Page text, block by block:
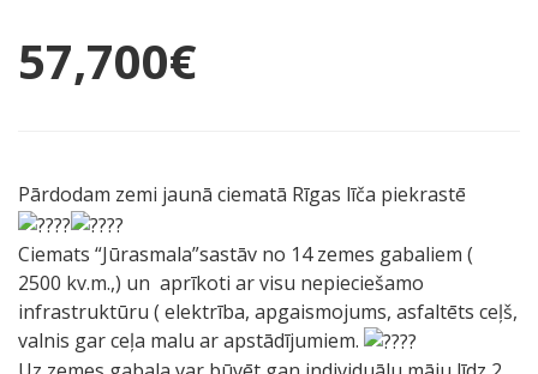
57,700€
Pārdodam zemi jaunā ciematā Rīgas līča piekrastē
Ciemats “Jūrasmala”sastāv no 14 zemes gabaliem (
2500 kv.m.,) un aprīkoti ar visu nepieciešamo
infrastruktūru ( elektrība, apgaismojums, asfaltēts ceļš,
valnis gar ceļa malu ar apstādījumiem.